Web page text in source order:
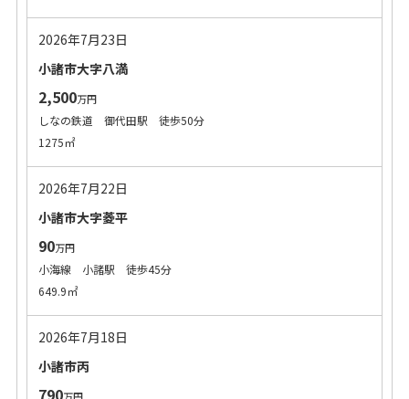
2026年7月23日
小諸市大字八満
2,500万円
しなの鉄道 御代田駅 徒歩50分
1275㎡
2026年7月22日
小諸市大字菱平
90万円
小海線 小諸駅 徒歩45分
649.9㎡
2026年7月18日
小諸市丙
790